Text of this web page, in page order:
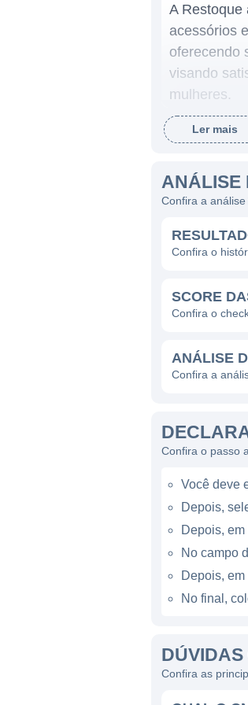
A Restoque
acessórios
oferecendo
visando
mulheres.
ÁREAS DE
A Restoque
moda
expande
No que diz
presença
meio de
O modelo
pela sua
cada
inclui o
Além do
marcas. A
publicidade
marcas,
A história
Ler mais
ANÁLISE
Confira a
Confira o
SCORE
Confira o
ANÁLISE
Confira a
Confira o passo
Você deve
Depois,
Depois,
No campo
Depois,
No final,
Confira as